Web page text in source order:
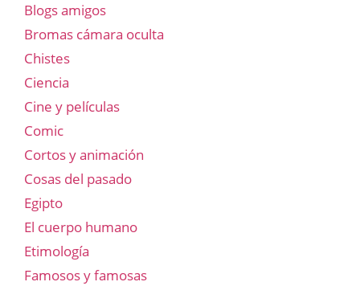
Blogs amigos
Bromas cámara oculta
Chistes
Ciencia
Cine y películas
Comic
Cortos y animación
Cosas del pasado
Egipto
El cuerpo humano
Etimología
Famosos y famosas